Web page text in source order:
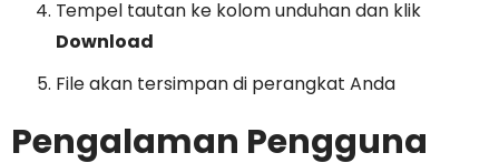
Tempel tautan ke kolom unduhan dan klik
Download
File akan tersimpan di perangkat Anda
Pengalaman Pengguna